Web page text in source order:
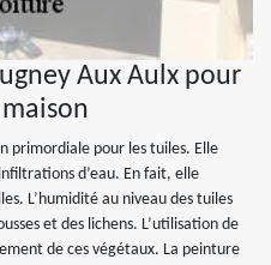
Aux Aulx pour
primordiale pour les tuiles. Elle
d’eau. En fait, elle
L’humidité au niveau des tuiles
et des lichens. L’utilisation de
de ces végétaux. La peinture